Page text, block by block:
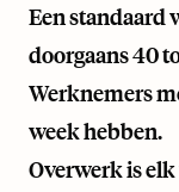
Een standaard
doorgaans 40
Werknemers
week hebben.
Overwerk is